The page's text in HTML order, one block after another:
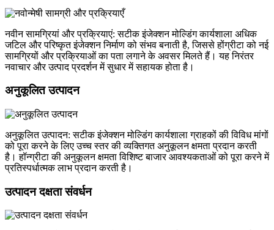
नवीन सामग्रियां और प्रक्रियाएं: सटीक इंजेक्शन मोल्डिंग कार्यशाला अधिक
जटिल और परिष्कृत इंजेक्शन निर्माण को संभव बनाती है, जिससे होंग्रीटा को नई
सामग्रियों और प्रक्रियाओं का पता लगाने के अवसर मिलते हैं। यह निरंतर
नवाचार और उत्पाद प्रदर्शन में सुधार में सहायक होता है।
अनुकूलित उत्पादन
अनुकूलित उत्पादन: सटीक इंजेक्शन मोल्डिंग कार्यशाला ग्राहकों की विविध मांगों
को पूरा करने के लिए उच्च स्तर की व्यक्तिगत अनुकूलन क्षमता प्रदान करती
है। हॉन्ग्रीटा की अनुकूलन क्षमता विशिष्ट बाजार आवश्यकताओं को पूरा करने में
प्रतिस्पर्धात्मक लाभ प्रदान करती है।
उत्पादन दक्षता संवर्धन